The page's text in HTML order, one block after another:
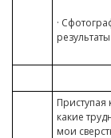
·
какие
мои